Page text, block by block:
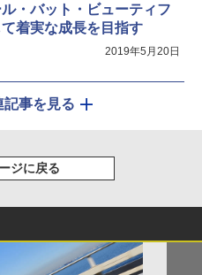
・バット・ビューティフ
着実な成長を目指す
2019年5月20日
記事を見る
ジに戻る